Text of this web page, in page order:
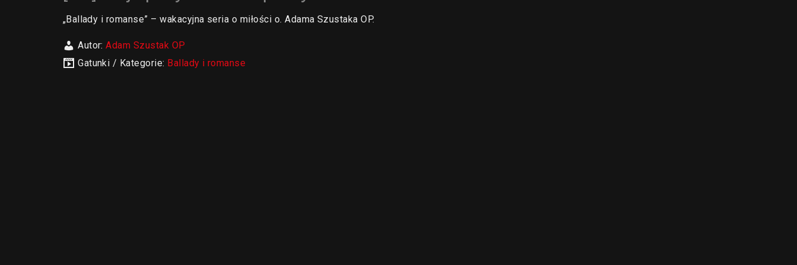
„Ballady i romanse” – wakacyjna seria o miłości o. Adama Szustaka OP.
Autor:Adam Szustak OP
Gatunki / Kategorie: Ballady i romanse